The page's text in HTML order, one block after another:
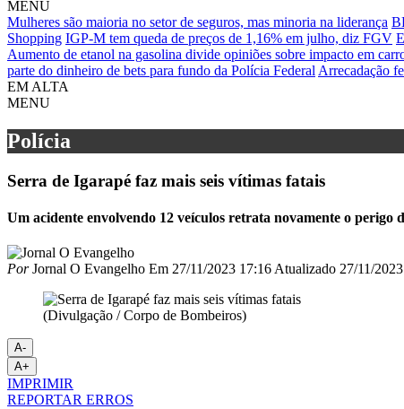
MENU
Mulheres são maioria no setor de seguros, mas minoria na liderança
Shopping IGP-M tem queda de preços de 1,16% em julho, diz FGV
Aumento de etanol na gasolina divide opiniões sobre impacto em
parte do dinheiro de bets para fundo da Polícia Federal Arrecadação
EM ALTA
MENU
Polícia
Serra de Igarapé faz mais seis vítimas fatais
Um acidente envolvendo 12 veículos retrata novamente o perigo
PorJornal O Evangelho Em 27/11/2023 17:16 Atualizado 27/11/
(Divulgação / Corpo de Bombeiros)
A-
A+
IMPRIMIR
REPORTAR ERROS